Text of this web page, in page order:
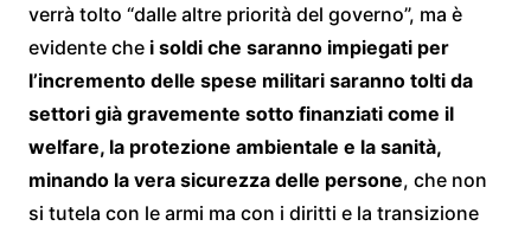
verrà tolto “dalle altre priorità del governo”, ma è
evidente chei soldi che saranno impiegati per
l’incremento delle spese militari saranno tolti da
settori già gravemente sotto finanziati come il
welfare, la protezione ambientale e la sanità,
minando la vera sicurezza delle persone, che non
si tutela con le armi ma con i diritti e la transizione